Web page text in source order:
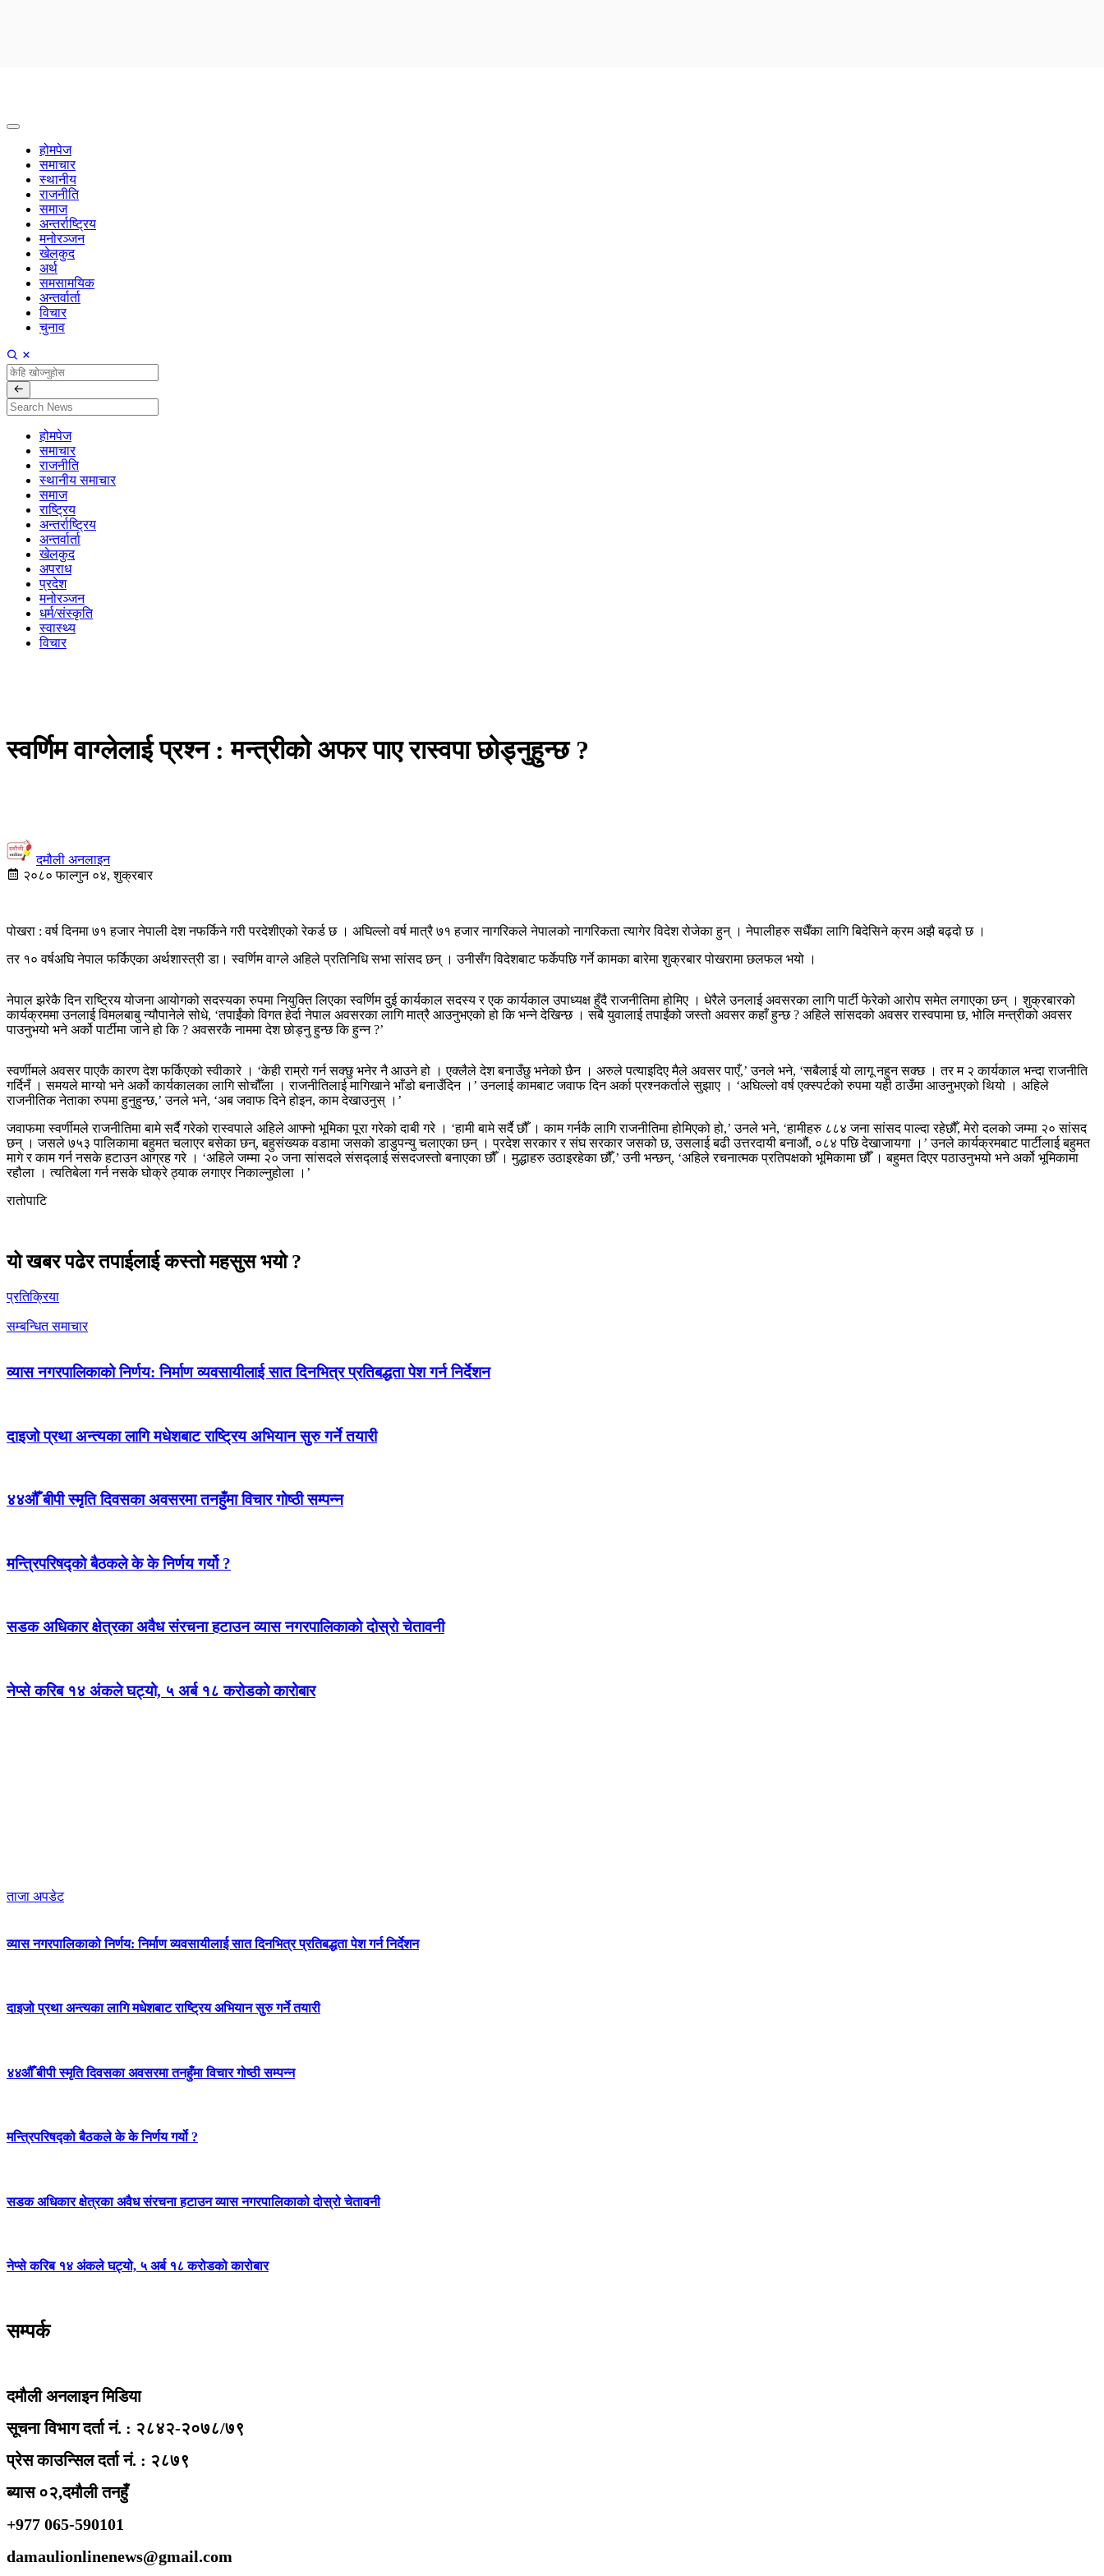
होमपेज
समाचार
स्थानीय
राजनीति
समाज
अन्तर्राष्ट्रिय
मनोरञ्जन
खेलकुद
अर्थ
समसामयिक
अन्तर्वार्ता
विचार
चुनाव
होमपेज
समाचार
राजनीति
स्थानीय समाचार
समाज
राष्ट्रिय
अन्तर्राष्ट्रिय
अन्तर्वार्ता
खेलकुद
अपराध
प्रदेश
मनोरञ्जन
धर्म/संस्कृति
स्वास्थ्य
विचार
स्वर्णिम वाग्लेलाई प्रश्न : मन्त्रीको अफर पाए रास्वपा छोड्नुहुन्छ ?
दमौली अनलाइन
२०८० फाल्गुन ०४, शुक्रबार
पोखरा : वर्ष दिनमा ७१ हजार नेपाली देश नफर्किने गरी परदेशीएको रेकर्ड छ । अघिल्लो वर्ष मात्रै ७१ हजार नागरिकले नेपालको नागरिकता त्यागेर विदेश रोजेका हुन् । नेपालीहरु सधैँका लागि बिदेसिने क्रम अझै बढ्दो छ ।
तर १० वर्षअघि नेपाल फर्किएका अर्थशास्त्री डा। स्वर्णिम वाग्ले अहिले प्रतिनिधि सभा सांसद छन् । उनीसँग विदेशबाट फर्केपछि गर्ने कामका बारेमा शुक्रबार पोखरामा छलफल भयो ।
नेपाल झरेकै दिन राष्ट्रिय योजना आयोगको सदस्यका रुपमा नियुक्ति लिएका स्वर्णिम दुई कार्यकाल सदस्य र एक कार्यकाल उपाध्यक्ष हुँदै राजनीतिमा होमिए । धेरैले उनलाई अवसरका लागि पार्टी फेरेको आरोप समेत लगाएका छन् । शुक्रबारको
कार्यक्रममा उनलाई विमलबाबु न्यौपानेले सोधे, ‘तपाईंको विगत हेर्दा नेपाल अवसरका लागि मात्रै आउनुभएको हो कि भन्ने देखिन्छ । सबै युवालाई तपाईंको जस्तो अवसर कहाँ हुन्छ ? अहिले सांसदको अवसर रास्वपामा छ, भोलि मन्त्रीको अवसर
पाउनुभयो भने अर्को पार्टीमा जाने हो कि ? अवसरकै नाममा देश छोड्नु हुन्छ कि हुन्न ?’
स्वर्णीमले अवसर पाएकै कारण देश फर्किएको स्वीकारे । ‘केही राम्रो गर्न सक्छु भनेर नै आउने हो । एक्लैले देश बनाउँछु भनेको छैन । अरुले पत्याइदिए मैले अवसर पाएँ,’ उनले भने, ‘सबैलाई यो लागू नहुन सक्छ । तर म २ कार्यकाल भन्दा राजनीति
गर्दिनँ । समयले माग्यो भने अर्को कार्यकालका लागि सोचौँला । राजनीतिलाई मागिखाने भाँडो बनाउँदिन ।’ उनलाई कामबाट जवाफ दिन अर्का प्रश्नकर्ताले सुझाए । ‘अघिल्लो वर्ष एक्स्पर्टको रुपमा यही ठाउँमा आउनुभएको थियो । अहिले
राजनीतिक नेताका रुपमा हुनुहुन्छ,’ उनले भने, ‘अब जवाफ दिने होइन, काम देखाउनुस् ।’
जवाफमा स्वर्णीमले राजनीतिमा बामे सर्दै गरेको रास्वपाले अहिले आफ्नो भूमिका पूरा गरेको दाबी गरे । ‘हामी बामे सर्दै छौँ । काम गर्नकै लागि राजनीतिमा होमिएको हो,’ उनले भने, ‘हामीहरु ८८४ जना सांसद पाल्दा रहेछौँ, मेरो दलको जम्मा २० सांसद
छन् । जसले ७५३ पालिकामा बहुमत चलाएर बसेका छन्, बहुसंख्यक वडामा जसको डाडुपन्यु चलाएका छन् । प्रदेश सरकार र संघ सरकार जसको छ, उसलाई बढी उत्तरदायी बनाऔं, ०८४ पछि देखाजायगा ।’ उनले कार्यक्रमबाट पार्टीलाई बहुमत
मागे र काम गर्न नसके हटाउन आग्रह गरे । ‘अहिले जम्मा २० जना सांसदले संसद्लाई संसदजस्तो बनाएका छौँ । मुद्धाहरु उठाइरहेका छौँ,’ उनी भन्छन्, ‘अहिले रचनात्मक प्रतिपक्षको भूमिकामा छौँ । बहुमत दिएर पठाउनुभयो भने अर्को भूमिकामा
रहौला । त्यतिबेला गर्न नसके घोक्रे ठ्याक लगाएर निकाल्नुहोला ।’
रातोपाटि
यो खबर पढेर तपाईलाई कस्तो महसुस भयो ?
प्रतिक्रिया
सम्बन्धित समाचार
व्यास नगरपालिकाको निर्णय: निर्माण व्यवसायीलाई सात दिनभित्र प्रतिबद्धता पेश गर्न निर्देशन
दाइजो प्रथा अन्त्यका लागि मधेशबाट राष्ट्रिय अभियान सुरु गर्ने तयारी
४४औँ बीपी स्मृति दिवसका अवसरमा तनहुँमा विचार गोष्ठी सम्पन्न
मन्त्रिपरिषद्को बैठकले के के निर्णय गर्यो ?
सडक अधिकार क्षेत्रका अवैध संरचना हटाउन व्यास नगरपालिकाको दोस्रो चेतावनी
नेप्से करिब १४ अंकले घट्यो, ५ अर्ब १८ करोडको कारोबार
ताजा अपडेट
व्यास नगरपालिकाको निर्णय: निर्माण व्यवसायीलाई सात दिनभित्र प्रतिबद्धता पेश गर्न निर्देशन
दाइजो प्रथा अन्त्यका लागि मधेशबाट राष्ट्रिय अभियान सुरु गर्ने तयारी
४४औँ बीपी स्मृति दिवसका अवसरमा तनहुँमा विचार गोष्ठी सम्पन्न
मन्त्रिपरिषद्को बैठकले के के निर्णय गर्यो ?
सडक अधिकार क्षेत्रका अवैध संरचना हटाउन व्यास नगरपालिकाको दोस्रो चेतावनी
नेप्से करिब १४ अंकले घट्यो, ५ अर्ब १८ करोडको कारोबार
सम्पर्क
दमौली अनलाइन मिडिया
सूचना विभाग दर्ता नं. : २८४२-२०७८/७९
प्रेस काउन्सिल दर्ता नं. : २८७९
ब्यास ०२,दमौली तनहुँ
+977 065-590101
damaulionlinenews@gmail.com